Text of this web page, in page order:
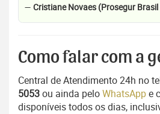
— Cristiane Novaes (Prosegur Brasil
Como falar com a
Central de Atendimento 24h no
5053ou ainda peloWhatsAppe
disponíveis todos os dias,